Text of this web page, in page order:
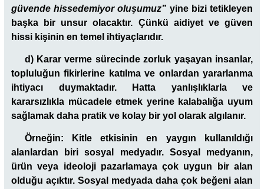
güvende hissedemiyor oluşumuz” yine bizi tetikleyen
başka bir unsur olacaktır. Çünkü aidiyet ve güven
hissi kişinin en temel ihtiyaçlarıdır.
d) Karar verme sürecinde zorluk yaşayan insanlar,
topluluğun fikirlerine katılma ve onlardan yararlanma
ihtiyacı duymaktadır. Hatta yanlışlıklarla ve
kararsızlıkla mücadele etmek yerine kalabalığa uyum
sağlamak daha pratik ve kolay bir yol olarak algılanır.
Örneğin: Kitle etkisinin en yaygın kullanıldığı
alanlardan biri sosyal medyadır. Sosyal medyanın,
ürün veya ideoloji pazarlamaya çok uygun bir alan
olduğu açıktır. Sosyal medyada daha çok beğeni alan